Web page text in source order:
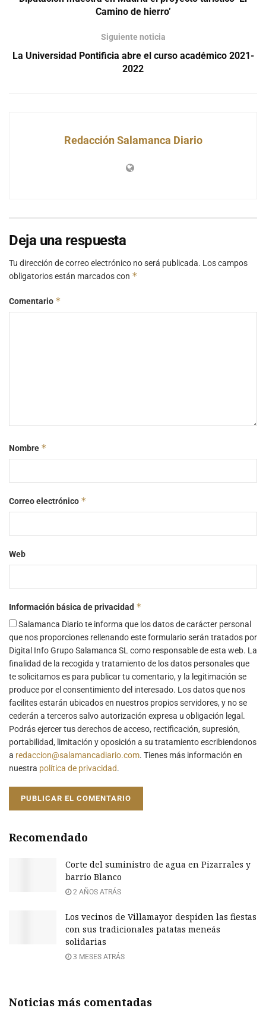
Camino de hierro’
Siguiente noticia
La Universidad Pontificia abre el curso académico 2021-
2022
Redacción Salamanca Diario
Deja una respuesta
Tu dirección de correo electrónico no será publicada. Los campos
obligatorios están marcados con *
Comentario *
Nombre *
Correo electrónico *
Web
Información básica de privacidad *
Salamanca Diario te informa que los datos de carácter personal
que nos proporciones rellenando este formulario serán tratados por
Digital Info Grupo Salamanca SL como responsable de esta web. La
finalidad de la recogida y tratamiento de los datos personales que
te solicitamos es para publicar tu comentario, y la legitimación se
produce por el consentimiento del interesado. Los datos que nos
facilites estarán ubicados en nuestros propios servidores, y no se
cederán a terceros salvo autorización expresa u obligación legal.
Podrás ejercer tus derechos de acceso, rectificación, supresión,
portabilidad, limitación y oposición a su tratamiento escribiendonos
a redaccion@salamancadiario.com. Tienes más información en
nuestra política de privacidad.
Recomendado
Corte del suministro de agua en Pizarrales y
barrio Blanco
2 AÑOS ATRÁS
Los vecinos de Villamayor despiden las fiestas
con sus tradicionales patatas meneás
solidarias
3 MESES ATRÁS
Noticias más comentadas